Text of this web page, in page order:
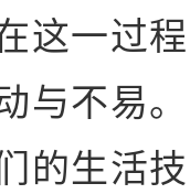
这一过
与不易
的生活